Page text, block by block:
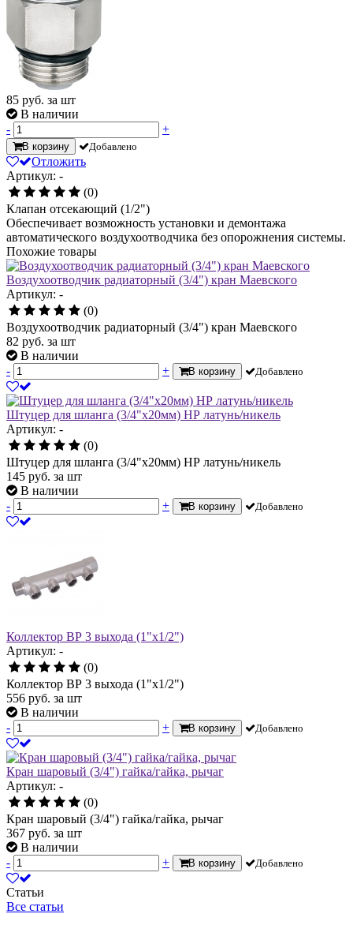
85 руб. за шт
В наличии
-
+
В корзину Добавлено
Отложить
Артикул: -
(0)
Клапан отсекающий (1/2")
Обеспечивает возможность установки и демонтажа
автоматического воздухоотводчика без опорожнения системы.
Похожие товары
Воздухоотводчик радиаторный (3/4") кран Маевского
Артикул: -
(0)
Воздухоотводчик радиаторный (3/4") кран Маевского
82 руб. за шт
В наличии
-
+ В корзину Добавлено
Штуцер для шланга (3/4"х20мм) НР латунь/никель
Артикул: -
(0)
Штуцер для шланга (3/4"х20мм) НР латунь/никель
145 руб. за шт
В наличии
-
+ В корзину Добавлено
Коллектор ВР 3 выхода (1"х1/2")
Артикул: -
(0)
Коллектор ВР 3 выхода (1"х1/2")
556 руб. за шт
В наличии
-
+ В корзину Добавлено
Кран шаровый (3/4") гайка/гайка, рычаг
Артикул: -
(0)
Кран шаровый (3/4") гайка/гайка, рычаг
367 руб. за шт
В наличии
-
+ В корзину Добавлено
Статьи
Все статьи